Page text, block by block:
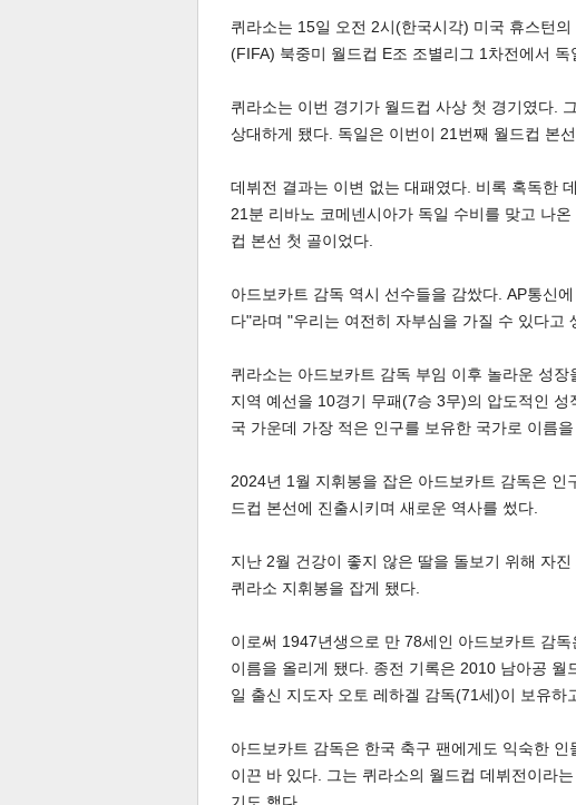
인
퀴라소는 15일 오전 2시(한국시각) 미국 휴스턴
(FIFA) 북중미 월드컵 E조 조별리그 1차전에서 독
퀴라소는 이번 경기가 월드컵 사상 첫 경기였다.
상대하게 됐다. 독일은 이번이 21번째 월드컵 본
데뷔전 결과는 이변 없는 대패였다. 비록 혹독한
21분 리바노 코메넨시아가 독일 수비를 맞고 나
컵 본선 첫 골이었다.
아드보카트 감독 역시 선수들을 감쌌다. AP통신
다"라며 "우리는 여전히 자부심을 가질 수 있다고
퀴라소는 아드보카트 감독 부임 이후 놀라운 성
지역 예선을 10경기 무패(7승 3무)의 압도적인
국 가운데 가장 적은 인구를 보유한 국가로 이름을
2024년 1월 지휘봉을 잡은 아드보카트 감독은
드컵 본선에 진출시키며 새로운 역사를 썼다.
지난 2월 건강이 좋지 않은 딸을 돌보기 위해 자
퀴라소 지휘봉을 잡게 됐다.
이로써 1947년생으로 만 78세인 아드보카트 감
이름을 올리게 됐다. 종전 기록은 2010 남아공
일 출신 지도자 오토 레하겔 감독(71세)이 보유하
아드보카트 감독은 한국 축구 팬에게도 익숙한
이끈 바 있다. 그는 퀴라소의 월드컵 데뷔전이라